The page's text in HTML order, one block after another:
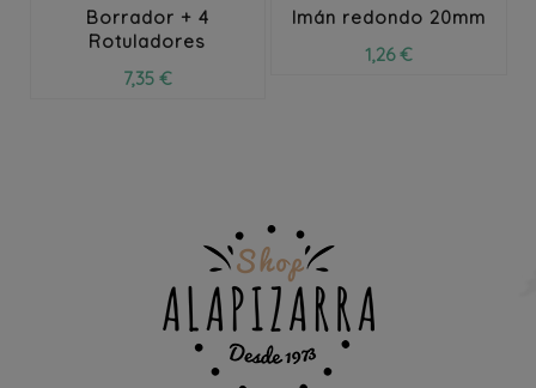
Borrador + 4
Rotuladores
7,35 €
Imán redondo 20mm
1,26 €